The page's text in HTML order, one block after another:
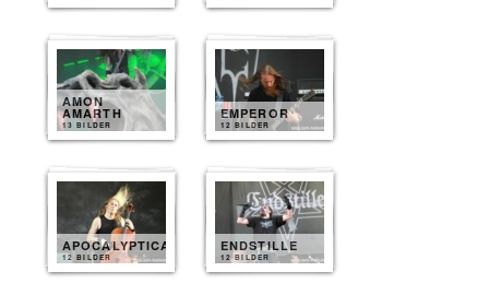
AMON
AMARTH
13 BILDER
EMPEROR
12 BILDER
APOCALYPTICA
12 BILDER
ENDSTILLE
12 BILDER